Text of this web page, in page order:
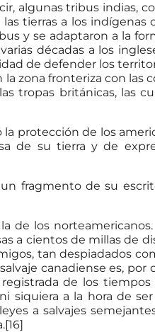
algunas tribus indias,
tierras a los indígenas
y se adaptaron a la
décadas a los
de defender los
zona fronteriza con las
tropas británicas, las
protección de los
de su tierra y de
fragmento de su
de los
a cientos de millas de
tan despiadados
canadiense es, por
de los tiempos
siquiera a la hora de
a salvajes